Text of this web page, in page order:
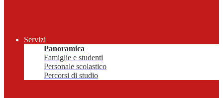
Servizi
Panoramica
Famiglie e studenti
Personale scolastico
Percorsi di studio